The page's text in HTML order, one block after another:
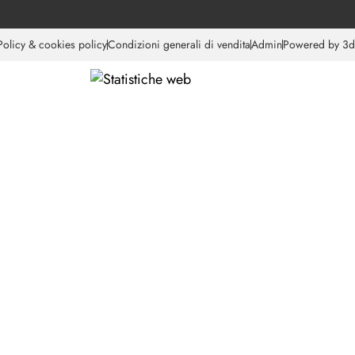
& cookies policyCondizioni generali di venditaAdminPowered by